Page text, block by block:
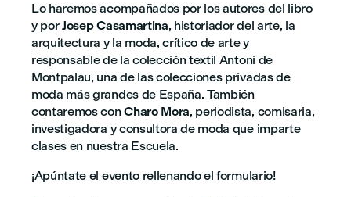
Lo haremos acompañados por los autores del libro
y porJosep Casamartina, historiador del arte, la
arquitectura y la moda, crítico de arte y
responsable de la colección textil Antoni de
Montpalau, una de las colecciones privadas de
moda más grandes de España. También
contaremos conCharo Mora, periodista, comisaria,
investigadora y consultora de moda que imparte
clases en nuestra Escuela.
¡Apúntate el evento rellenando el formulario!